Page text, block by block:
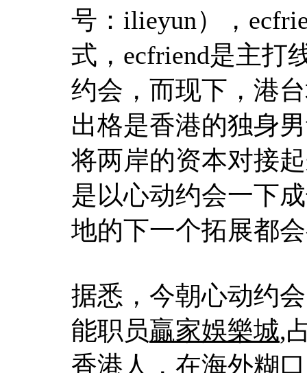
号：ilieyun），
式，ecfriend是主打
约会，而现下，港
出格是香港的独身
将两岸的资本对接
是以心动约会一下
地的下一个拓展都
据悉，今朝心动约
能职员贏家娛樂城,
香港人，在海外糊